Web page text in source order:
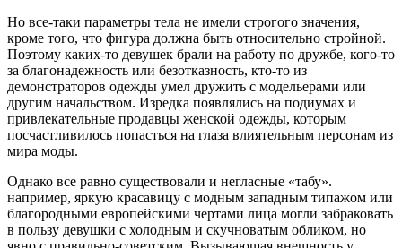
Но все-таки параметры тела не имели строгого значения,
кроме того, что фигура должна быть относительно стройной.
Поэтому каких-то девушек брали на работу по дружбе, кого-то
за благонадежность или безотказность, кто-то из
демонстраторов одежды умел дружить с модельерами или
другим начальством. Изредка появлялись на подиумах и
привлекательные продавцы женской одежды, которым
посчастливилось попасться на глаза влиятельным персонам из
мира моды.
Однако все равно существовали и негласные «табу».
например, яркую красавицу с модным западным типажом или
благородными европейскими чертами лица могли забраковать
в пользу девушки с холодным и скучноватым обликом, но